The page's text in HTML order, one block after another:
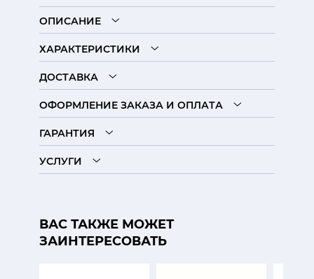
ОПИСАНИЕ
ХАРАКТЕРИСТИКИ
ДОСТАВКА
ОФОРМЛЕНИЕ ЗАКАЗА И ОПЛАТА
ГАРАНТИЯ
УСЛУГИ
ВАС ТАКЖЕ МОЖЕТ
ЗАИНТЕРЕСОВАТЬ